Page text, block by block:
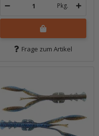
Pkg.
Frage zum Artikel